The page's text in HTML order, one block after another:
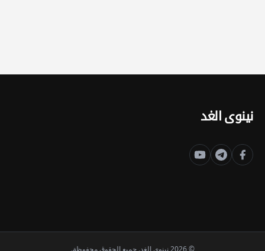
نينوى الغد